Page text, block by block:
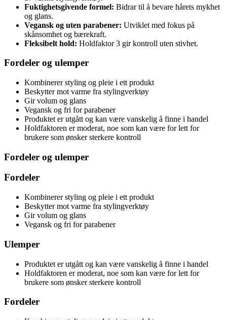
Fuktighetsgivende formel: Bidrar til å bevare hårets mykhet
og glans.
Vegansk og uten parabener: Utviklet med fokus på
skånsomhet og bærekraft.
Fleksibelt hold: Holdfaktor 3 gir kontroll uten stivhet.
Fordeler og ulemper
Kombinerer styling og pleie i ett produkt
Beskytter mot varme fra stylingverktøy
Gir volum og glans
Vegansk og fri for parabener
Produktet er utgått og kan være vanskelig å finne i handel
Holdfaktoren er moderat, noe som kan være for lett for
brukere som ønsker sterkere kontroll
Fordeler og ulemper
Fordeler
Kombinerer styling og pleie i ett produkt
Beskytter mot varme fra stylingverktøy
Gir volum og glans
Vegansk og fri for parabener
Ulemper
Produktet er utgått og kan være vanskelig å finne i handel
Holdfaktoren er moderat, noe som kan være for lett for
brukere som ønsker sterkere kontroll
Fordeler